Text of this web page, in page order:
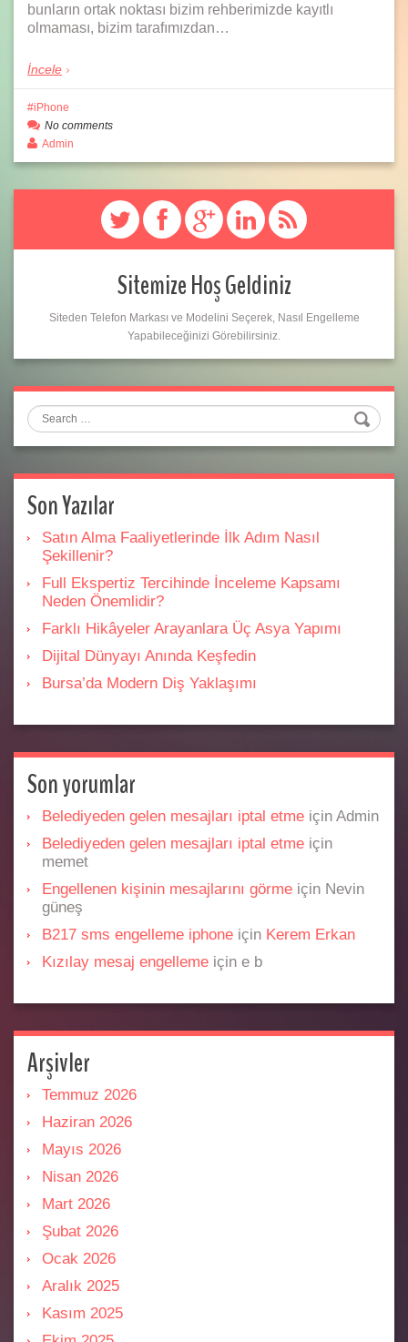
bunların ortak noktası bizim rehberimizde kayıtlı
olmaması, bizim tarafımızdan…
İncele
iPhone
No comments
Admin
Sitemize Hoş Geldiniz
Siteden Telefon Markası ve Modelini Seçerek, Nasıl Engelleme
Yapabileceğinizi Görebilirsiniz.
Search
Son Yazılar
Satın Alma Faaliyetlerinde İlk Adım Nasıl
Şekillenir?
Full Ekspertiz Tercihinde İnceleme Kapsamı
Neden Önemlidir?
Farklı Hikâyeler Arayanlara Üç Asya Yapımı
Dijital Dünyayı Anında Keşfedin
Bursa’da Modern Diş Yaklaşımı
Son yorumlar
Belediyeden gelen mesajları iptal etme için Admin
Belediyeden gelen mesajları iptal etme için
memet
Engellenen kişinin mesajlarını görme için Nevin
güneş
B217 sms engelleme iphone için Kerem Erkan
Kızılay mesaj engelleme için e b
Arşivler
Temmuz 2026
Haziran 2026
Mayıs 2026
Nisan 2026
Mart 2026
Şubat 2026
Ocak 2026
Aralık 2025
Kasım 2025